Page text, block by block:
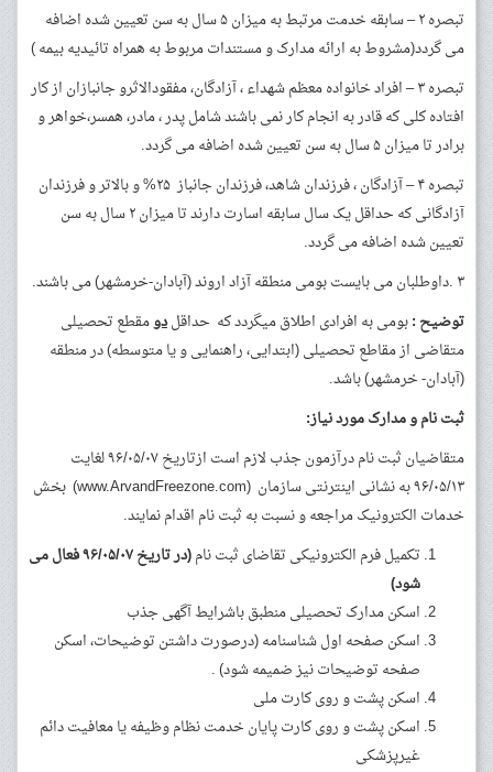
تبصره ۲ – سابقه خدمت مرتبط به میزان ۵ سال به سن تعیین شده اضافه
می گردد(مشروط به ارائه مدارک و مستندات مربوط به همراه تائیدیه بیمه )
تبصره ۳ – افراد خانواده معظم شهداء ، آزادگان، مفقودالاثرو جانبازان از کار
افتاده کلی که قادر به انجام کار نمی باشند شامل پدر ، مادر، همسر،خواهر و
برادر تا میزان ۵ سال به سن تعیین شده اضافه می گردد.
تبصره ۴ – آزادگان ، فرزندان شاهد، فرزندان جانباز ۲۵% و بالاتر و فرزندان
آزادگانی که حداقل یک سال سابقه اسارت دارند تا میزان ۲ سال به سن
تعیین شده اضافه می گردد.
۳ .داوطلبان می بایست بومی منطقه آزاد اروند (آبادان-خرمشهر) می باشند.
توضیح :بومی به افرادی اطلاق میگردد که حداقلدومقطع تحصیلی
متقاضی از مقاطع تحصیلی (ابتدایی، راهنمایی و یا متوسطه) در منطقه
(آبادان- خرمشهر) باشد.
ثبت نام و مدارک مورد نیاز:
متقاضیان ثبت نام درآزمون جذب لازم است ازتاریخ ۹۶/۰۵/۰۷ لغایت
۹۶/۰۵/۱۳ به نشانی اینترنتی سازمان (www.ArvandFreezone.com) بخش
خدمات الکترونیک مراجعه و نسبت به ثبت نام اقدام نمایند.
تکمیل فرم الکترونیکی تقاضای ثبت نام
(در تاریخ ۹۶/۰۵/۰۷ فعال می
شود)
اسکن مدارک تحصیلی منطبق باشرایط آگهی جذب
اسکن صفحه اول شناسنامه (درصورت داشتن توضیحات، اسکن
صفحه توضیحات نیز ضمیمه شود) .
اسکن پشت و روی کارت ملی
اسکن پشت و روی کارت پایان خدمت نظام وظیفه یا معافیت دائم
غیرپزشکی